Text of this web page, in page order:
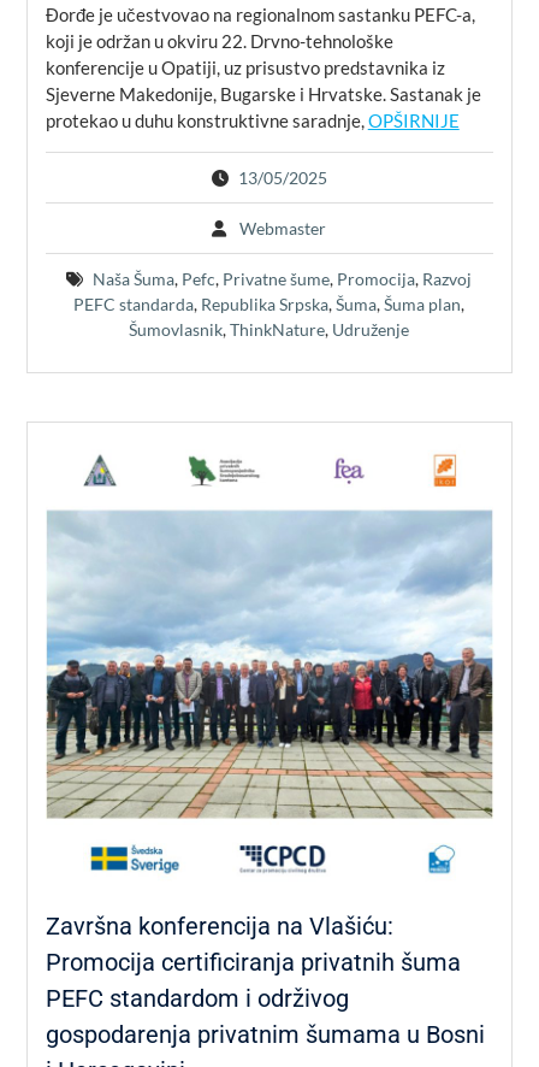
Đorđe je učestvovao na regionalnom sastanku PEFC-a,
koji je održan u okviru 22. Drvno-tehnološke
konferencije u Opatiji, uz prisustvo predstavnika iz
Sjeverne Makedonije, Bugarske i Hrvatske. Sastanak je
protekao u duhu konstruktivne saradnje,OPŠIRNIJE
13/05/2025
Webmaster
Naša Šuma, Pefc, Privatne šume, Promocija, Razvoj
PEFC standarda, Republika Srpska,Šuma,Šuma plan,
Šumovlasnik,ThinkNature, Udruženje
Završna konferencija na Vlašiću:
Promocija certificiranja privatnih šuma
PEFC standardom i održivog
gospodarenja privatnim šumama u Bosni